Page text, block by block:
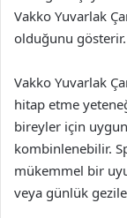
Vakko Yuvarlak
olduğunu gösterir.
Vakko Yuvarlak
hitap etme
bireyler için
kombinlenebilir.
mükemmel bir
veya günlük